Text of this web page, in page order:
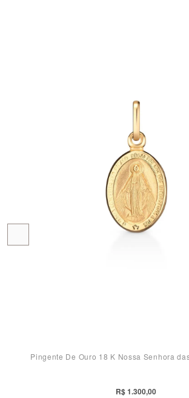
Pingente De Ouro 18 K Nossa Senhora
R$ 1.300,00